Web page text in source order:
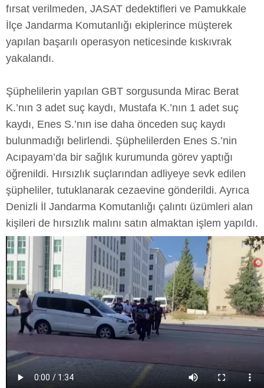
fırsat verilmeden, JASAT dedektifleri ve Pamukkale
İlçe Jandarma Komutanlığı ekiplerince müşterek
yapılan başarılı operasyon neticesinde kıskıvrak
yakalandı.
Şüphelilerin yapılan GBT sorgusunda Mirac Berat
K.’nın 3 adet suç kaydı, Mustafa K.’nın 1 adet suç
kaydı, Enes S.’nın ise daha önceden suç kaydı
bulunmadığı belirlendi. Şüphelilerden Enes S.’nin
Acıpayam’da bir sağlık kurumunda görev yaptığı
öğrenildi. Hırsızlık suçlarından adliyeye sevk edilen
şüpheliler, tutuklanarak cezaevine gönderildi. Ayrıca
Denizli İl Jandarma Komutanlığı çalıntı üzümleri alan
kişileri de hırsızlık malını satın almaktan işlem yapıldı.